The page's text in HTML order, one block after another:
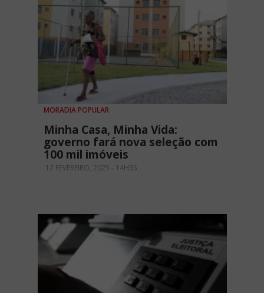
MORADIA POPULAR
Minha Casa, Minha Vida:
governo fará nova seleção com
100 mil imóveis
12 FEVEREIRO, 2025 - 14H35